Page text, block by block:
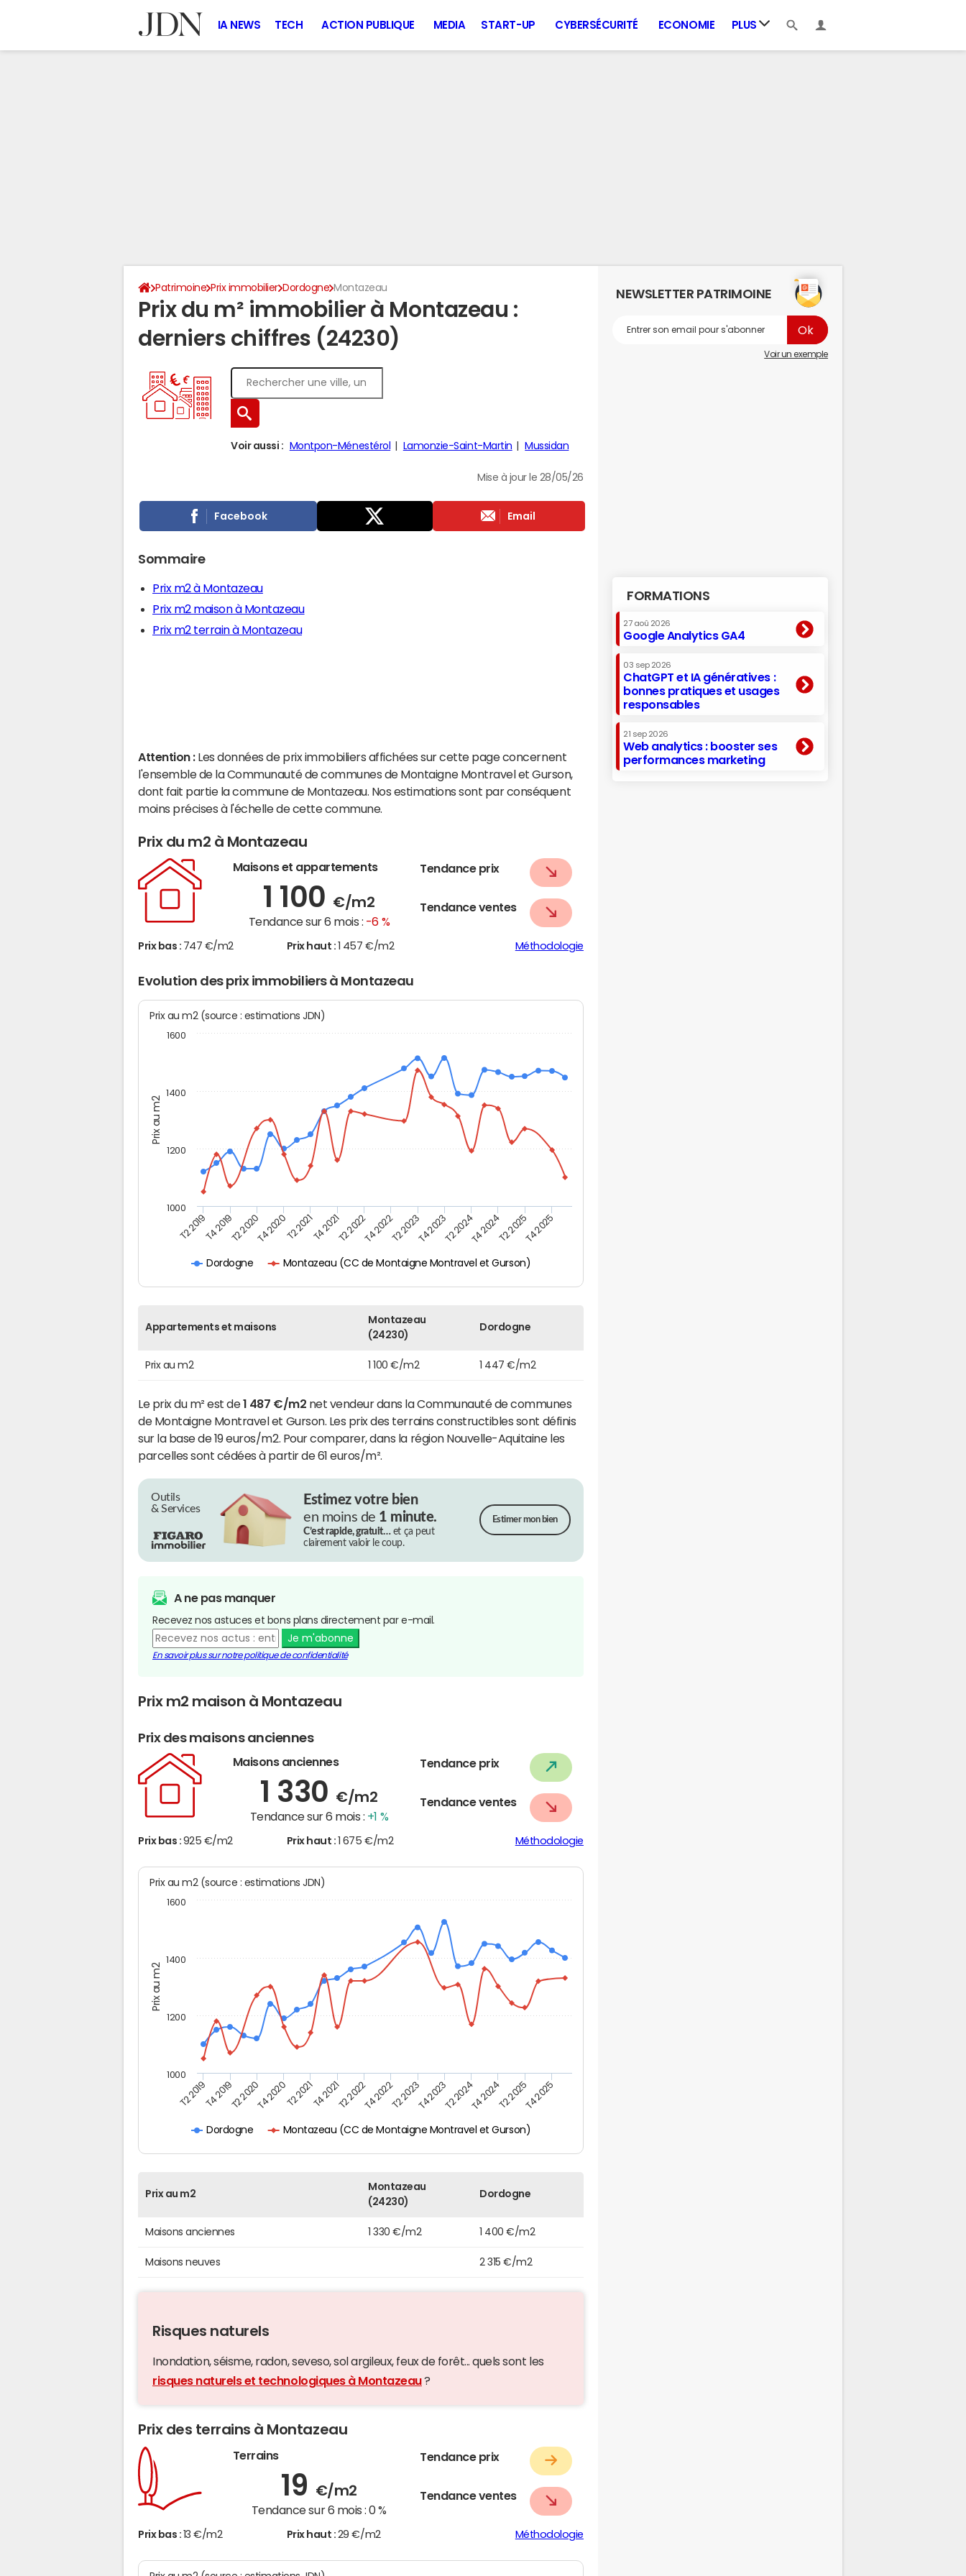
IA NEWS TECH ACTION PUBLIQUE MEDIA START-UP CYBERSÉCURITÉ ECONOMIE PLUS
Patrimoine Prix immobilier Dordogne Montazeau
Prix du m² immobilier à Montazeau :
derniers chiffres (24230)
Voir aussi : Montpon-Ménestérol Lamonzie-Saint-Martin Mussidan
Mise à jour le 28/05/26
Facebook Email
Sommaire
Prix m2 à Montazeau
Prix m2 maison à Montazeau
Prix m2 terrain à Montazeau
Attention : Les données de prix immobiliers affichées sur cette page concernent
l'ensemble de la Communauté de communes de Montaigne Montravel et Gurson,
dont fait partie la commune de Montazeau. Nos estimations sont par conséquent
moins précises à l'échelle de cette commune.
Prix du m2 à Montazeau
Maisons et appartements
1 100 €/m2
Tendance sur 6 mois : -6 %
Tendance prix
Tendance ventes
Prix bas : 747 €/m2 Prix haut : 1 457 €/m2 Méthodologie
Evolution des prix immobiliers à Montazeau
Prix au m2
Prix au m2 (source : estimations JDN)
Dordogne Montazeau (CC de Montaigne Montravel et Gurson)
T2 2019T4 2019T2 2020T4 2020T2 2021T4 2021T2 2022T4 2022T2 2023T4 2023T2 2024T4 2024T2 2025T4 2025
1000
1200
1400
1600
Appartements et maisons
Montazeau
(24230)
Dordogne
Prix au m2 1 100 €/m2 1 447 €/m2
Le prix du m² est de1 487 €/m2 net vendeur dans la Communauté de communes
de Montaigne Montravel et Gurson. Les prix des terrains constructibles sont définis
sur la base de 19 euros/m2. Pour comparer, dans la région Nouvelle-Aquitaine les
parcelles sont cédées à partir de 61 euros/m².
Outils
& Services
Estimez votre bien
en moins de 1 minute.
C’est rapide, gratuit…et ça peut
clairement valoir le coup.
Estimer mon bien
A ne pas manquer
Recevez nos astuces et bons plans directement par e-mail.
Je m'abonne
En savoir plus sur notre politique de confidentialité
Prix m2 maison à Montazeau
Prix des maisons anciennes
Maisons anciennes
1 330 €/m2
Tendance sur 6 mois : +1 %
Tendance prix
Tendance ventes
Prix bas : 925 €/m2 Prix haut : 1 675 €/m2 Méthodologie
Prix au m2
Prix au m2 (source : estimations JDN)
Dordogne Montazeau (CC de Montaigne Montravel et Gurson)
T2 2019T4 2019T2 2020T4 2020T2 2021T4 2021T2 2022T4 2022T2 2023T4 2023T2 2024T4 2024T2 2025T4 2025
1000
1200
1400
1600
Prix au m2
Montazeau
(24230)
Dordogne
Maisons anciennes 1 330 €/m2 1 400 €/m2
Maisons neuves 2 315 €/m2
Risques naturels
Inondation, séisme, radon, seveso, sol argileux, feux de forêt... quels sont les
risques naturels et technologiques à Montazeau?
Prix des terrains à Montazeau
Terrains
19 €/m2
Tendance sur 6 mois :0 %
Tendance prix
Tendance ventes
Prix bas : 13 €/m2 Prix haut : 29 €/m2 Méthodologie
NEWSLETTER PATRIMOINE
Voir un exemple
FORMATIONS
27 aoû 2026
Google Analytics GA4
03 sep 2026
ChatGPT et IA génératives :
bonnes pratiques et usages
responsables
21 sep 2026
Web analytics : booster ses
performances marketing